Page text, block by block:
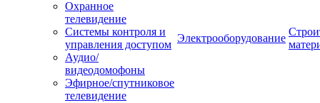
Охранное
телевидение
Системы контроля и
управления доступом
Аудио/
видеодомофоны
Эфирное/спутниковое
телевидение
Электрооборудование